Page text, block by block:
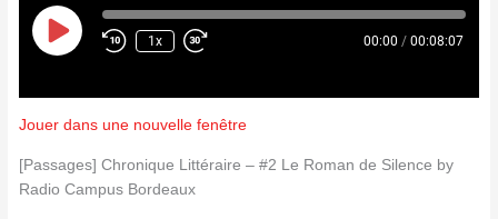
Play
Episode
1x 00:00 / 00:08:07
Jouer dans une nouvelle fenêtre
[Passages] Chronique Littéraire – #2 Le Roman de Silence by
Radio Campus Bordeaux